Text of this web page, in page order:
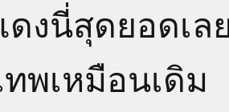
ดงนี่สุดยอดเล
ทพเหมือนเดิม